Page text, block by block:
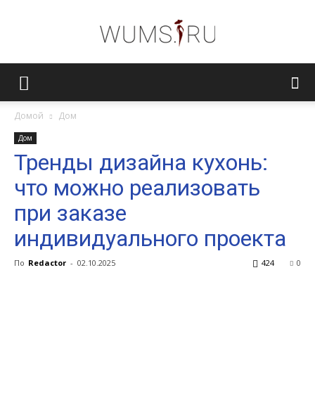
Домой Дом
Дом
Тренды дизайна кухонь:
что можно реализовать
при заказе
индивидуального проекта
По Redactor - 02.10.2025 0
424